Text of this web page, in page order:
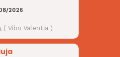
2026
(Vibo Valentia )